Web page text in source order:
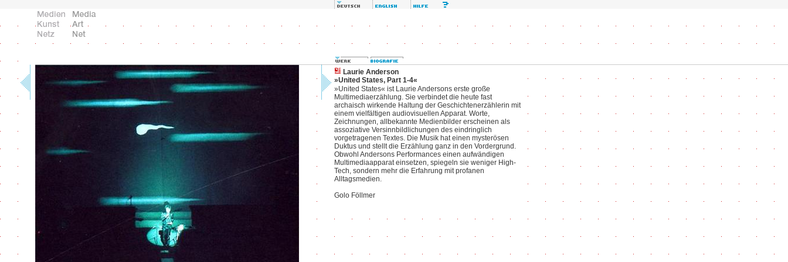
Laurie Anderson
»United States, Part 1-4«
»United States« ist Laurie Andersons erste große
Multimediaerzählung. Sie verbindet die heute fast
archaisch wirkende Haltung der Geschichtenerzählerin mit
einem vielfältigen audiovisuellen Apparat. Worte,
Zeichnungen, allbekannte Medienbilder erscheinen als
assoziative Versinnbildlichungen des eindringlich
vorgetragenen Textes. Die Musik hat einen mysterösen
Duktus und stellt die Erzählung ganz in den Vordergrund.
Obwohl Andersons Performances einen aufwändigen
Multimediaapparat einsetzen, spiegeln sie weniger High-
Tech, sondern mehr die Erfahrung mit profanen
Alltagsmedien.
Golo Föllmer